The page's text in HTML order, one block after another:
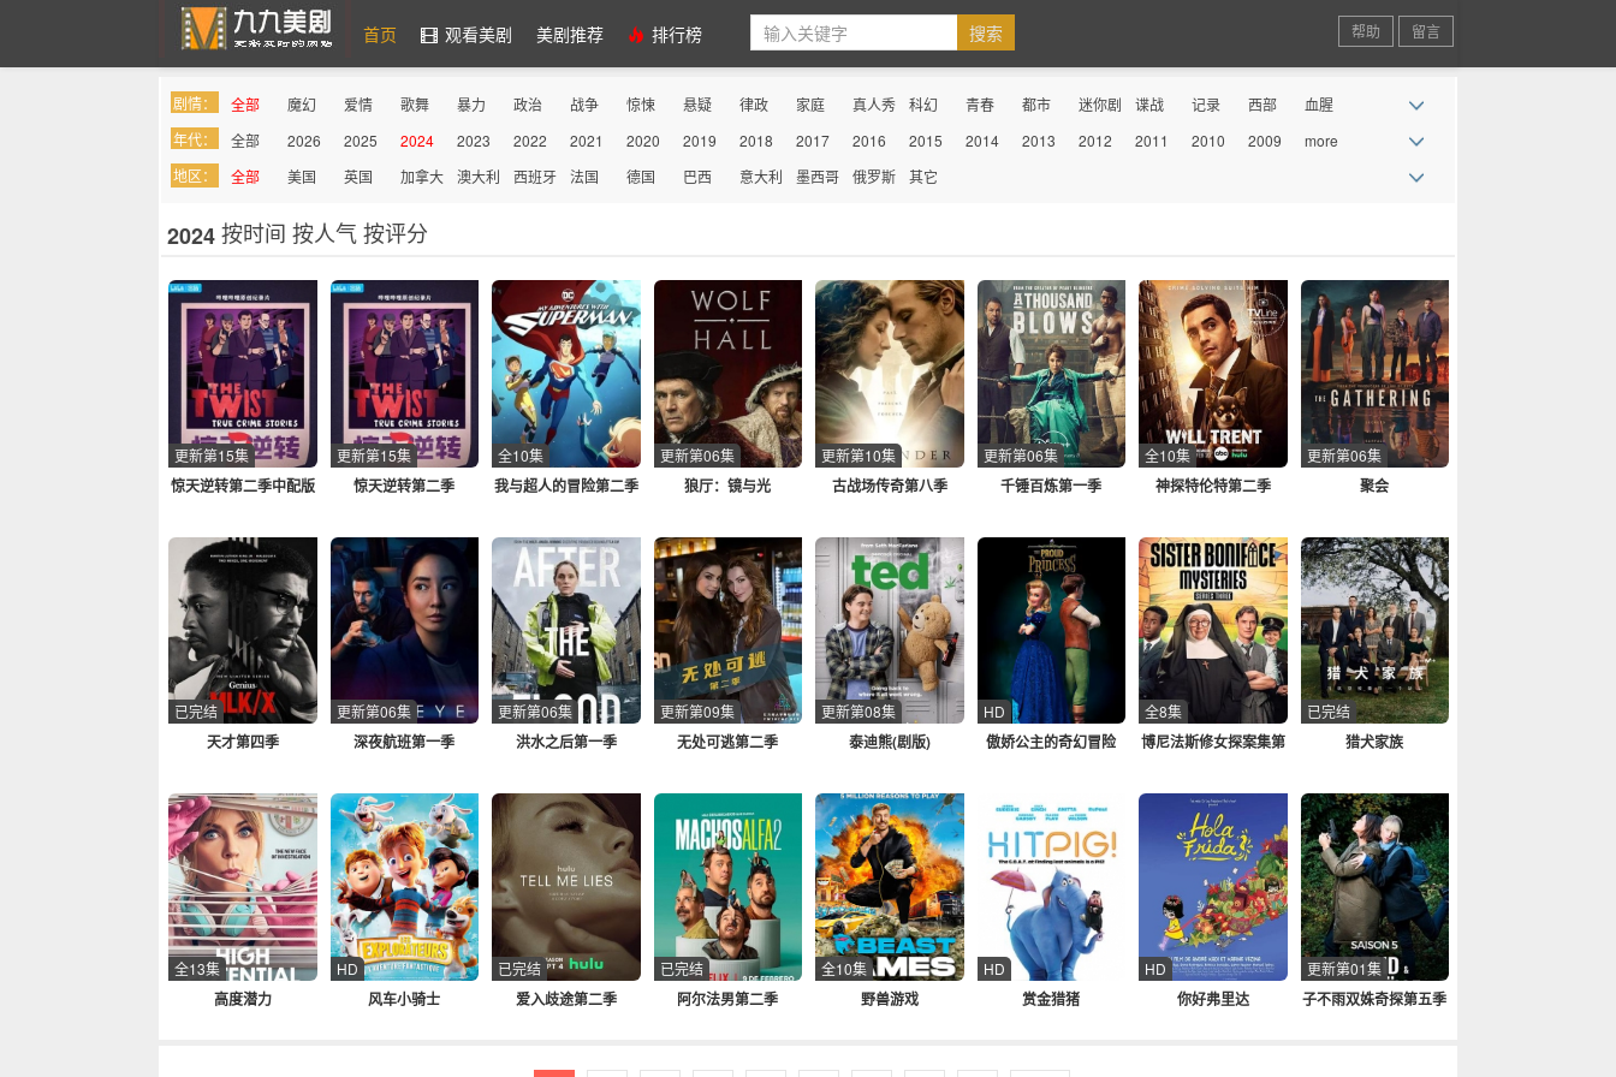
九九美剧
首页 观看美剧 美剧推荐 排行榜 帮助 留言
剧情： 全部 魔幻 爱情 歌舞 暴力 政治 战争 惊悚 悬疑 律政 家庭 真人秀 科幻 青春 都市 迷你剧 谍战 记录 西部 血腥
罪案 综艺 奇幻 喜剧 吸血鬼 同性 史诗 古装 历史 医务 动画 动作 剧情 冒险 传记 丧尸
情景喜
年代： 全部 2026 2025 2024 2023 2022 2021 2020 2019 2018 2017 2016 2015 2014 2013 2012 2011 2010 2009
more
地区：
全部 美国 英国 加拿大
澳大利
西班牙 法国 德国 巴西 意大利 墨西哥 俄罗斯 其它
2024按时间 按人气 按评分
惊天逆转第二季中配版
更新第15集
惊天逆转第二季
更新第15集
我与超人的冒险第二季
全10集
狼厅：镜与光
更新第06集
古战场传奇第八季
更新第10集
千锤百炼第一季
更新第06集
神探特伦特第二季
全10集
聚会
更新第06集
天才第四季
已完结
深夜航班第一季
更新第06集
洪水之后第一季
更新第06集
无处可逃第二季
更新第09集
泰迪熊(剧版)
更新第08集
傲娇公主的奇幻冒险
HD
博尼法斯修女探案集第
全8集
猎犬家族
已完结
高度潜力
全13集
风车小骑士
HD
爱入歧途第二季
已完结
阿尔法男第二季
已完结
野兽游戏
全10集
赏金猎猪
HD
你好弗里达
HD
子不雨双姝奇探第五季
更新第01集